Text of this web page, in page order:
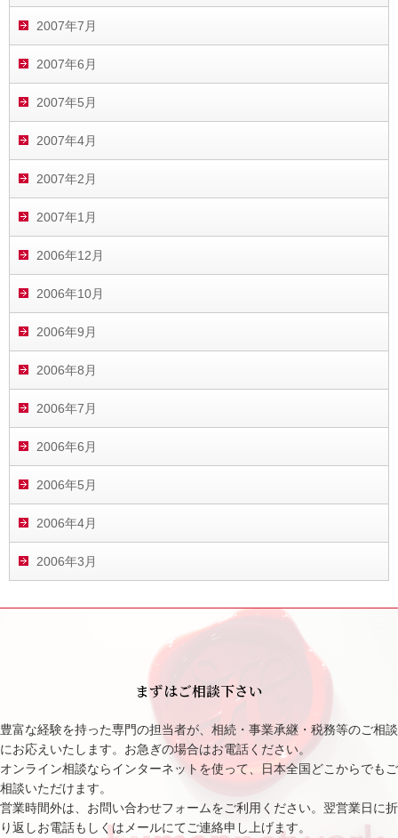
2007年7月
2007年6月
2007年5月
2007年4月
2007年2月
2007年1月
2006年12月
2006年10月
2006年9月
2006年8月
2006年7月
2006年6月
2006年5月
2006年4月
2006年3月
まずはご相談下さい
豊富な経験を持った専門の担当者が、相続・事業承継・税務等のご相談
にお応えいたします。お急ぎの場合はお電話ください。
オンライン相談ならインターネットを使って、日本全国どこからでもご
相談いただけます。
営業時間外は、お問い合わせフォームをご利用ください。翌営業日に折
り返しお電話もしくはメールにてご連絡申し上げます。